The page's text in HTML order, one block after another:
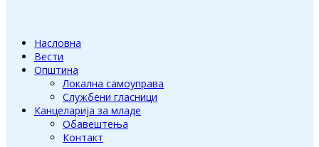
Насловна
Вести
Општина
Локална самоуправа
Службени гласници
Канцеларија за младе
Обавештења
Контакт